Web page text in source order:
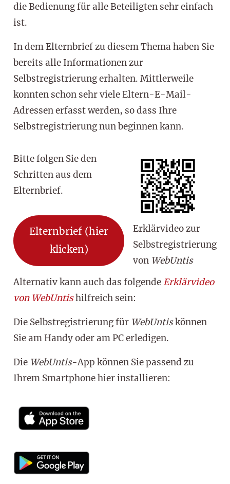
die Bedienung für alle Beteiligten sehr einfach
ist.
In dem Elternbrief zu diesem Thema haben Sie
bereits alle Informationen zur
Selbstregistrierung erhalten. Mittlerweile
konnten schon sehr viele Eltern-E-Mail-
Adressen erfasst werden, so dass Ihre
Selbstregistrierung nun beginnen kann.
Erklärvideo zur
Selbstregistrierung
von WebUntis
Bitte folgen Sie den
Schritten aus dem
Elternbrief.
Elternbrief (hier
klicken)
Alternativ kann auch das folgende Erklärvideo
von WebUntishilfreich sein:
Die Selbstregistrierung für WebUntiskönnen
Sie am Handy oder am PC erledigen.
Die WebUntis-App können Sie passend zu
Ihrem Smartphone hier installieren: